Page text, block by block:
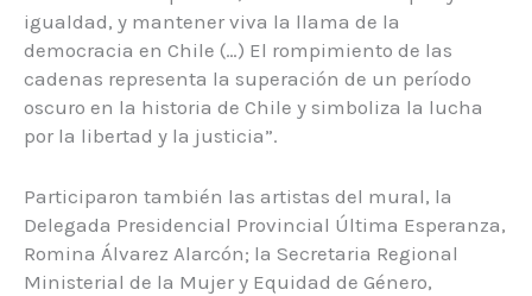
igualdad, y mantener viva la llama de la
democracia en Chile (…) El rompimiento de las
cadenas representa la superación de un período
oscuro en la historia de Chile y simboliza la lucha
por la libertad y la justicia”.
Participaron también las artistas del mural, la
Delegada Presidencial Provincial Última Esperanza,
Romina Álvarez Alarcón; la Secretaria Regional
Ministerial de la Mujer y Equidad de Género,